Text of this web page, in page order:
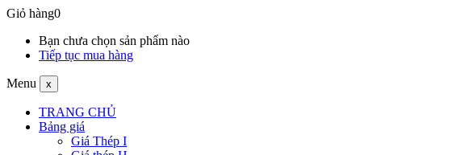
Giỏ hàng0
Bạn chưa chọn sản phẩm nào
Tiếp tục mua hàng
Menu x
TRANG CHỦ
Bảng giá
Giá Thép I